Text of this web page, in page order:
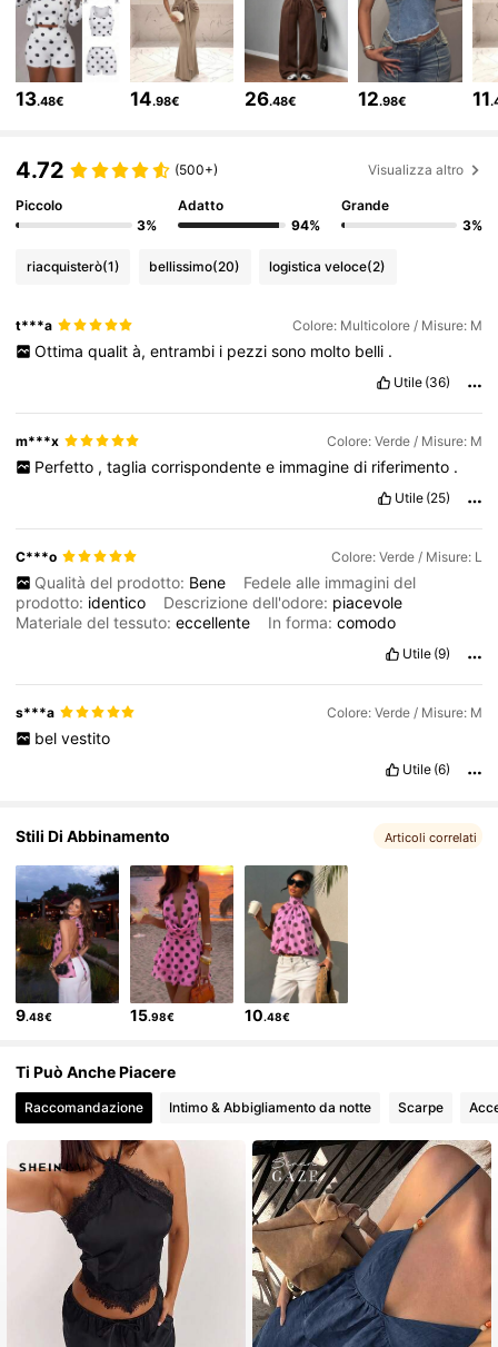
4.85 1.1M Follower
1.1M Follower
4.85 1.1M Follower
13.48€ 14.98€ 26.48€ 12.98€ 11
4.72 (500+) Visualizza altro
Piccolo
3%
Adatto
94%
Grande
3%
riacquisterò(1) bellissimo(20) logistica veloce(2)
t***a Colore: Multicolore / Misure: M
Ottima qualit à, entrambi i pezzi sono molto belli .
Utile (36)
m***x Colore: Verde / Misure: M
Perfetto , taglia corrispondente e immagine di riferimento .
Utile (25)
C***o Colore: Verde / Misure: L
Qualità del prodotto: Bene
Fedele alle immagini del
prodotto: identico Descrizione dell'odore: piacevole
Materiale del tessuto:eccellente In forma:comodo
Utile (9)
s***a Colore: Verde / Misure: M
bel vestito
Utile (6)
Stili Di Abbinamento Articoli correlati
9.48€ 15.98€ 10.48€
Ti Può Anche Piacere
Raccomandazione Intimo & Abbigliamento da notte Scarpe